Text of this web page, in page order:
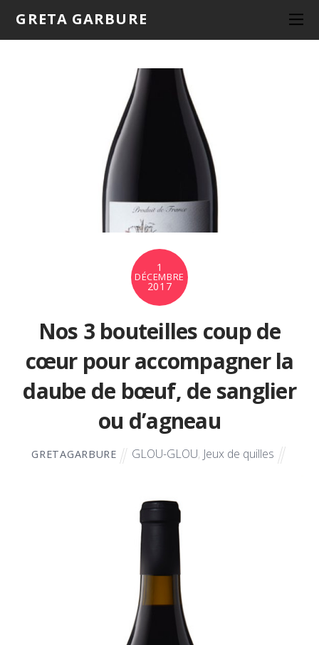
GRETA GARBURE
1
DÉCEMBRE
2017
Nos 3 bouteilles coup de
cœur pour accompagner la
daube de bœuf, de sanglier
ou d’agneau
GRETAGARBURE GLOU-GLOU, Jeux de quilles